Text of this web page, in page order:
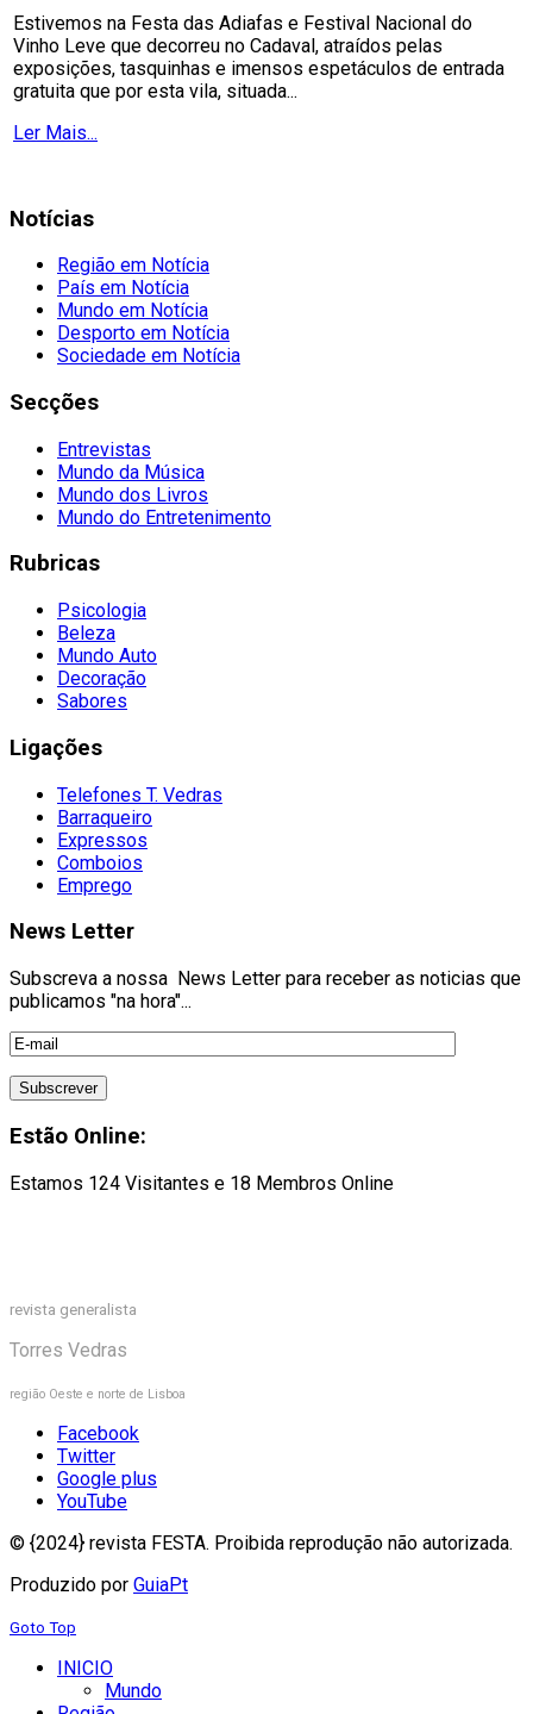
Estivemos na Festa das Adiafas e Festival Nacional do
Vinho Leve que decorreu no Cadaval, atraídos pelas
exposições, tasquinhas e imensos espetáculos de entrada
gratuita que por esta vila, situada...
Ler Mais...
Notícias
Região em Notícia
País em Notícia
Mundo em Notícia
Desporto em Notícia
Sociedade em Notícia
Secções
Entrevistas
Mundo da Música
Mundo dos Livros
Mundo do Entretenimento
Rubricas
Psicologia
Beleza
Mundo Auto
Decoração
Sabores
Ligações
Telefones T. Vedras
Barraqueiro
Expressos
Comboios
Emprego
News Letter
Subscreva a nossa News Letter para receber as noticias que
publicamos "na hora"...
Estão Online:
Estamos 124 Visitantes e 18 Membros Online
revista generalista
Torres Vedras
região Oeste e norte de Lisboa
Facebook
Twitter
Google plus
YouTube
© {2024} revista FESTA. Proibida reprodução não autorizada.
Produzido por GuiaPt
Goto Top
INICIO
Mundo